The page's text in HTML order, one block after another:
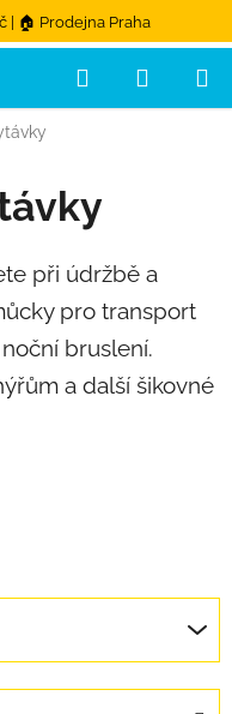
| 🏠 Prodejna Praha
Hledat
při údržbě a
pro transport
bruslení.
a další šikovné